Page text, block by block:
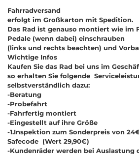
Fahrradversand
erfolgt im Großkarton mit Spedition.
Das Rad ist genauso montiert wie im
Pedale (wenn dabei) einschrauben
(links und rechts beachten) und
Wichtige Infos
Kaufen Sie das Rad bei uns im
so erhalten Sie folgende
selbstverständlich dazu:
-Beratung
-Probefahrt
-Fahrfertig montiert
-Eingestellt auf ihre Größe
-1.Inspektion zum Sonderpreis von
Safecode (Wert 29,90€)
-Kundenräder werden bei Auslastung